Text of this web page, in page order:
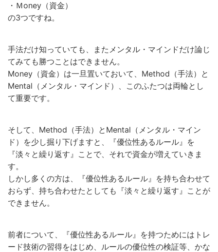
・Ｍoney（資金）
の3つですね。
手法だけ知っていても、またメンタル・マインドだけ論じ
てみても勝つことはできません。
Money（資金）は一旦置いておいて、Method（手法）と
Mental（メンタル・マインド）、このふたつは両輪とし
て重要です。
そして、Method（手法）とMental（メンタル・マイン
ド）を少し掘り下げますと、『優位性あるルール』を
『淡々と繰り返す』ことで、それで資金が増えていきま
す。
しかし多くの方は、『優位性あるルール』を持ち合わせて
おらず、持ち合わせたとしても『淡々と繰り返す』ことが
できません。
前者について、『優位性あるルール』を持つためにはトレ
ード技術の習得をはじめ、ルールの優位性の検証等、かな